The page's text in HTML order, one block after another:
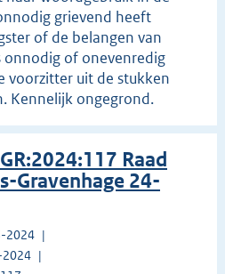
grievend heeft
of de belangen van
onnodig of onevenredig
voorzitter uit de stukken
Kennelijk ongegrond.
Raad
Gravenhage 24-
2024
2024